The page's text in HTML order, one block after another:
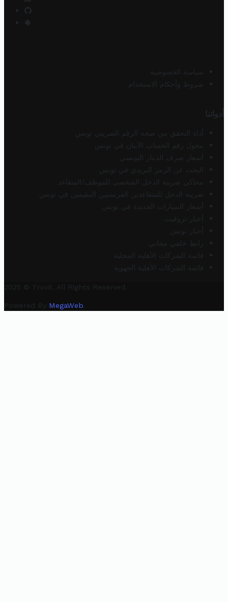
سياسة الخصوصية
شروط وأحكام الاستخدام
أدواتنا
أداة التحقق من صحة الرقم الضريبي تونس
محول رقم الحساب الآيبان في تونس
أسعار صرف الدينار التونسي
البحث عن الرمز البريدي في تونس
محاكي ضريبة الدخل الشخصي للموظف/المتقاعد
ضريبة الدخل للمتقاعدين الفرنسيين المقيمين في تونس
أسعار السيارات الجديدة في تونس
أخبار تروفيت
أخبار تونس
رابط خلفي مجاني
قائمة الشركات الأهلية المحلية
قائمة الشركات الأهلية الجهوية
2025 © Trovit. All Rights Reserved.
Powered By MegaWeb